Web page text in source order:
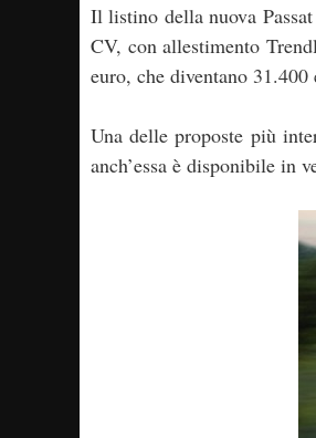
Il listino della nuova
CV, con allestimento
euro, che diventano
Una delle proposte più
anch’essa è disponibile in